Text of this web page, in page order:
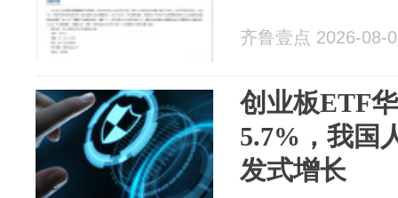
齐鲁壹点 2026-08-
创业板ETF
5.7%，我国
发式增长